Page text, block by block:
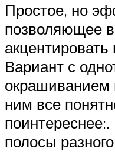
Простое, но
позволяющее
Вариант с
окрашиванием
ним все
полосы